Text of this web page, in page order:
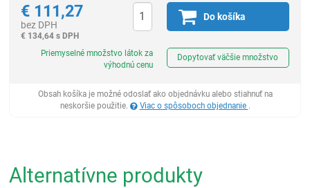
€ 111,27
bez DPH
€ 134,64 s DPH
Do košíka
Priemyselné množstvo látok za
výhodnú cenu
Dopytovať väčšie množstvo
Obsah košíka je možné odoslať ako objednávku alebo stiahnuť na
neskoršie použitie.
Viac o spôsoboch objednanie .
Alternatívne produkty